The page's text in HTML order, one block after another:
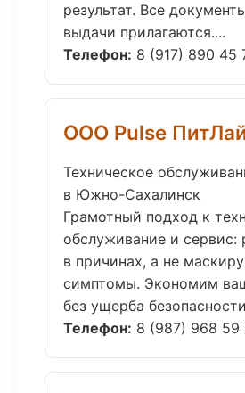
результат. Все
выдачи прилагаются....
Телефон: 8 (917) 890 45
ООО Pulse
Техническое
в Южно-Сахалинск
Грамотный подход к
обслуживание и сервис:
в причинах, а не
симптомы. Экономим
без ущерба
Телефон: 8 (987) 968 59